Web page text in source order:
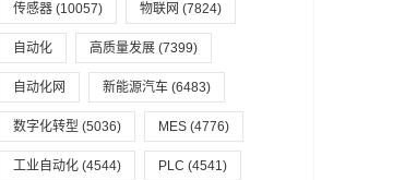
传感器 (10057) 物联网 (7824)
自动化 高质量发展 (7399)
自动化网 新能源汽车 (6483)
数字化转型 (5036) MES (4776)
工业自动化 (4544) PLC (4541)